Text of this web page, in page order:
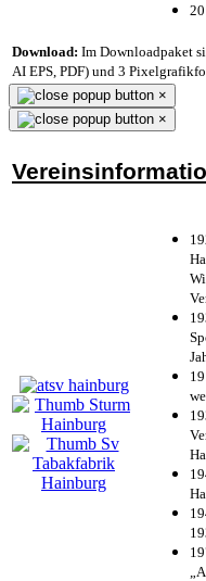
Download: Im Downloadpaket
AI EPS, PDF) und 3
×
×